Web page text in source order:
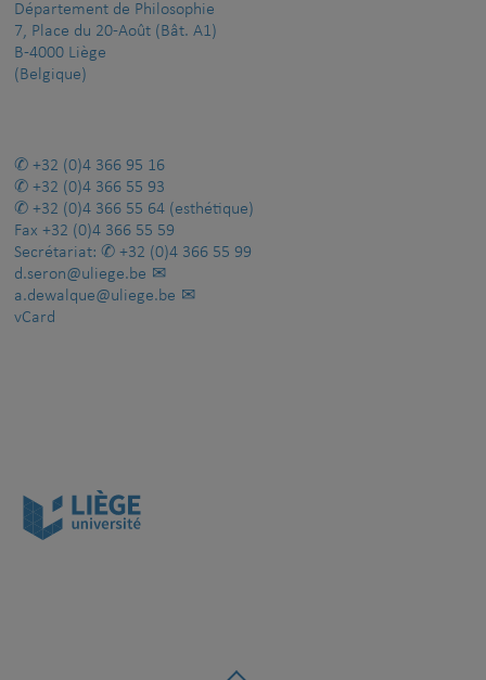
Département de Philosophie
7, Place du 20-Août (Bât. A1)
B-4000 Liège
(Belgique)
+32 (0)4 366 95 16
+32 (0)4 366 55 93
+32 (0)4 366 55 64 (esthétique)
Fax +32 (0)4 366 55 59
Secrétariat:
+32 (0)4 366 55 99
d.seron@uliege.be
a.dewalque@uliege.be
vCard